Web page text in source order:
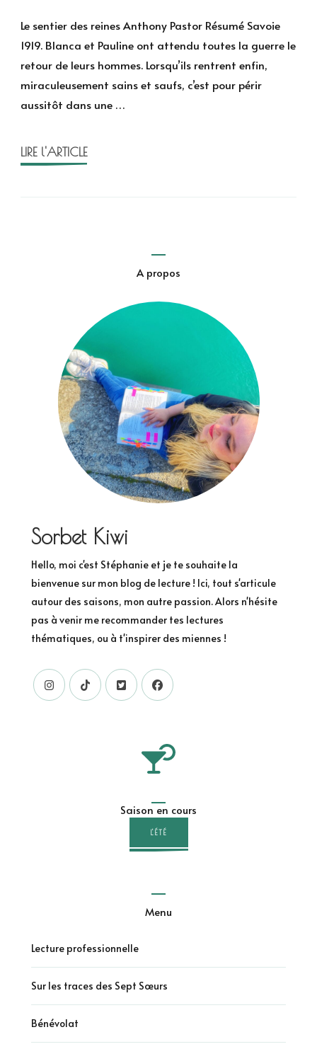
sentier
reines
de
Anthony
Le sentier des reines Anthony Pastor Résumé Savoie
1919. Blanca et Pauline ont attendu toutes la guerre le
retour de leurs hommes. Lorsqu’ils rentrent enfin,
miraculeusement sains et saufs, c’est pour périr
aussitôt dans une …
LIRE l'ARTICLE
A propos
Sorbet Kiwi
Hello, moi c'est Stéphanie et je te souhaite la
bienvenue sur mon blog de lecture ! Ici, tout s'articule
autour des saisons, mon autre passion. Alors n'hésite
pas à venir me recommander tes lectures
thématiques, ou à t'inspirer des miennes !
Saison en cours
L'ÉTÉ
Menu
Lecture professionnelle
Sur les traces des Sept Sœurs
Bénévolat